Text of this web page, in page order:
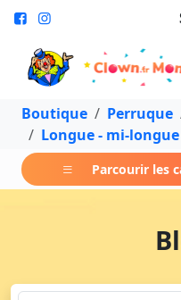
Boutique Perruque
Longue - mi-longue
Parcourir les